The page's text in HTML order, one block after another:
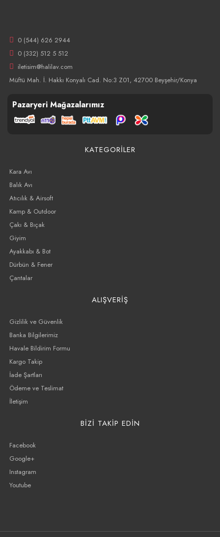
0 (544) 626 2944
0 (332) 512 5 512
iletisim@halilav.com
Müftü Mah. İ. Hakkı Konyalı Cad. No:3 Z01, 42700 Beyşehir/Konya
Pazaryeri Mağazalarımız
KATEGORİLER
Kara Avı
Balık Avı
Atıcılık & Airsoft
Kamp & Outdoor
Çakı & Bıçak
Giyim
Ayakkabı & Bot
Dürbün & Fener
Çantalar
ALIŞVERİŞ
Gizlilik ve Güvenlik
Banka Bilgilerimiz
Havale Bildirim Formu
Kargo Takip
İade Şartları
Ödeme ve Teslimat
İletişim
BİZİ TAKİP EDİN
Facebook
Google+
Instagram
Youtube